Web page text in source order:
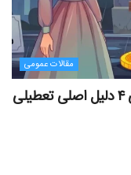
مقالات عمومی
پایان تلخ پروژه‌های میلیون دلاری؛ بررسی ۴ دلیل اصلی تعطیلی